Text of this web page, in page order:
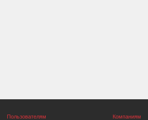
Пользователям
Компаниям